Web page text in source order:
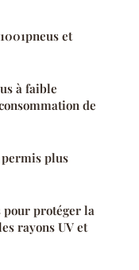
et
à faible
de
plus
pour protéger la
rayons UV et